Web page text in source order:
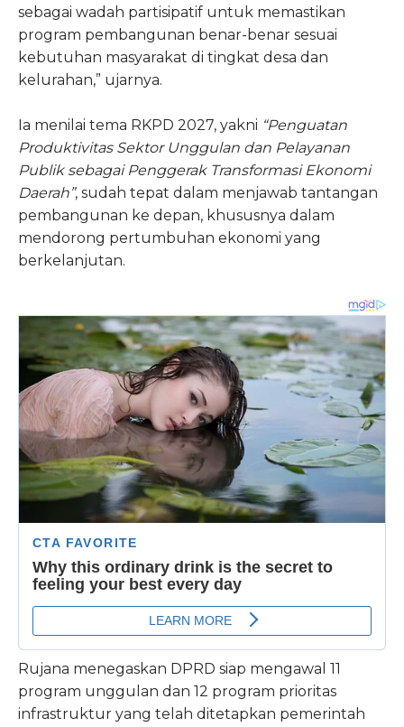
sebagai wadah partisipatif untuk memastikan
program pembangunan benar-benar sesuai
kebutuhan masyarakat di tingkat desa dan
kelurahan,” ujarnya.
Ia menilai tema RKPD 2027, yakni “Penguatan
Produktivitas Sektor Unggulan dan Pelayanan
Publik sebagai Penggerak Transformasi Ekonomi
Daerah”, sudah tepat dalam menjawab tantangan
pembangunan ke depan, khususnya dalam
mendorong pertumbuhan ekonomi yang
berkelanjutan.
Rujana menegaskan DPRD siap mengawal 11
program unggulan dan 12 program prioritas
infrastruktur yang telah ditetapkan pemerintah